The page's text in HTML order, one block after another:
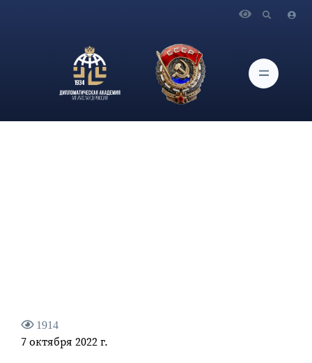
академии МИД России, кандидат юридических наук, Гуляева
Елена Евгеньевна, выступила с докладом на английском
языке на круглом столе по актуальным вопросам
международного космического права в рамках XVIII
1914
7 октября 2022 г.